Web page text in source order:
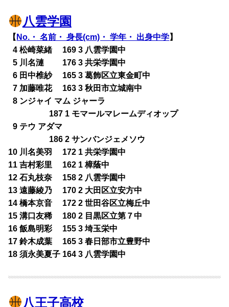
八雲学園
【 No.・ 名前・ 身長(cm)・ 学年・ 出身中学】
04 松崎菜緒 169 3 八雲学園中
05 川名漣 176 3 共栄学園中
06 田中椎紗 165 3 葛飾区立東金町中
07 加藤唯花 163 3 秋田市立城南中
08 ンジャイ マム ジャーラ
187 1 モマールマレームディオップ
09 テウ アダマ
186 2 サンバンジェメソウ
10 川名美羽 172 1 共栄学園中
11 吉村彩里 162 1 樟蔭中
12 石丸枝奈 158 2 八雲学園中
13 遠藤綾乃 170 2 大田区立安方中
14 橋本京音 172 2 世田谷区立梅丘中
15 溝口友稀 180 2 目黒区立第７中
16 飯島明彩 155 3 埼玉栄中
17 鈴木成葉 165 3 春日部市立豊野中
18 須永美夏子 164 3 八雲学園中
八王子高校